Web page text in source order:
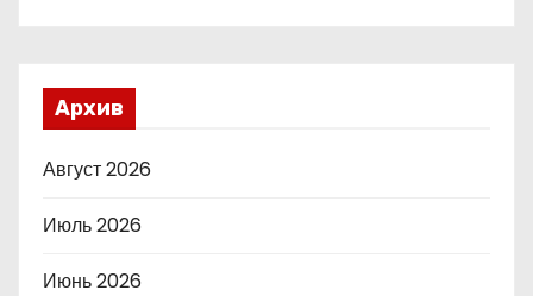
Архив
Август 2026
Июль 2026
Июнь 2026